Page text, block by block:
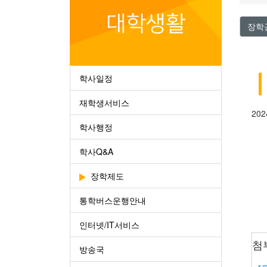
학사일정
재학생서비스
학사행정
학사Q&A
장학제도
통학버스운행안내
인터넷/IT서비스
방송국
장학
첨